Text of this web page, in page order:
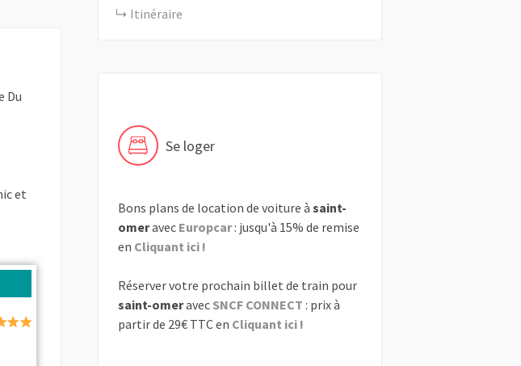
Du
et
Itinéraire
Se loger
Bons plans de location de voiture à saint-
omeravec Europcar: jusqu'à 15% de remise
en Cliquant ici !
Réserver votre prochain billet de train pour
saint-omeravec SNCF CONNECT : prix à
partir de 29€ TTC en Cliquant ici !